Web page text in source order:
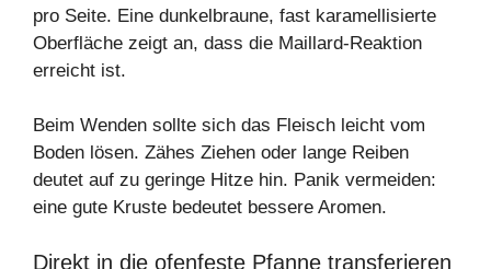
pro Seite. Eine dunkelbraune, fast karamellisierte
Oberfläche zeigt an, dass die Maillard‑Reaktion
erreicht ist.
Beim Wenden sollte sich das Fleisch leicht vom
Boden lösen. Zähes Ziehen oder lange Reiben
deutet auf zu geringe Hitze hin. Panik vermeiden:
eine gute Kruste bedeutet bessere Aromen.
Direkt in die ofenfeste Pfanne transferieren